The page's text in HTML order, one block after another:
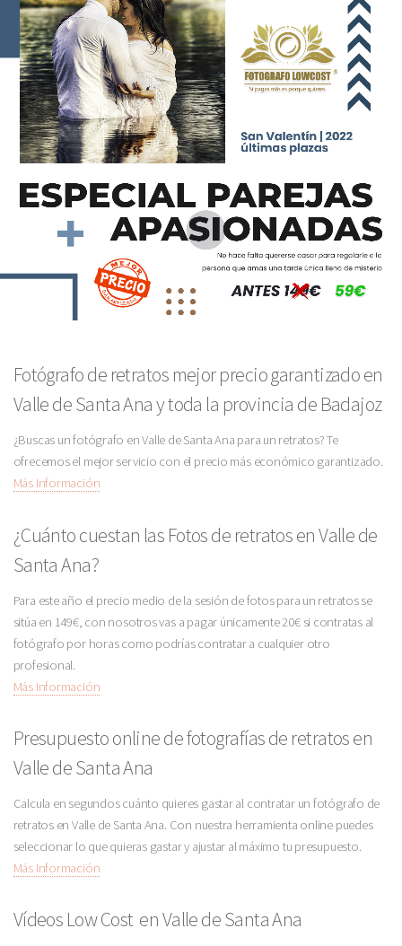
Fotógrafo de retratos mejor precio garantizado en
Valle de Santa Ana y toda la provincia de Badajoz
¿Buscas un fotógrafo en Valle de Santa Ana para un retratos? Te
ofrecemos el mejor servicio con el precio más económico garantizado.
Más Información
¿Cuánto cuestan las Fotos de retratos en Valle de
Santa Ana?
Para este año el precio medio de la sesión de fotos para un retratos se
sitúa en 149€, con nosotros vas a pagar únicamente 20€ si contratas al
fotógrafo por horas como podrías contratar a cualquier otro
profesional.
Más Información
Presupuesto online de fotografías de retratos en
Valle de Santa Ana
Calcula en segundos cuánto quieres gastar al contratar un fotógrafo de
retratos en Valle de Santa Ana. Con nuestra herramienta online puedes
seleccionar lo que quieras gastar y ajustar al máximo tu presupuesto.
Más Información
Vídeos Low Cost en Valle de Santa Ana